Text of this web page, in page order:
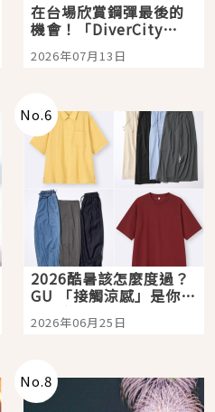
在台場欣賞鋼彈最後的
機會！「DiverCity
Tokyo Plaza」搭船、
購物、美食及夜景，一
2026年07月13日
No.6
2026酷暑該怎麼度過？
GU 「接觸涼感」是你的
夏日救星
2026年06月25日
No.8